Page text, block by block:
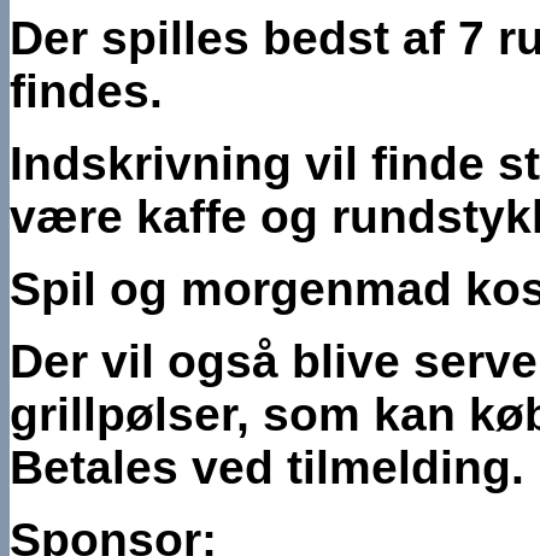
Der spilles bedst af 7
findes.
Indskrivning vil finde
være kaffe og
Spil og morgenmad
Der vil også blive
grillpølser, som kan
Betales ved tilmelding.
Sponsor: